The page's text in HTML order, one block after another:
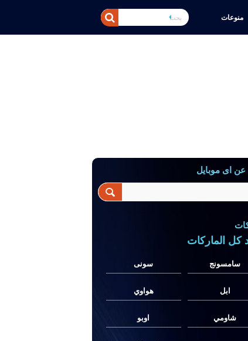
منوعات
عن اى موبايل
كل الماركات
سامسونج سونى
ابل هواوي
شاومي اوبو